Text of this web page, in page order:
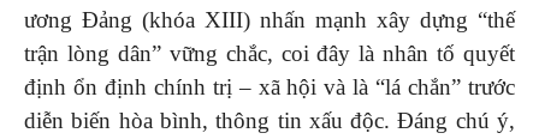
ương Đảng (khóa XIII) nhấn mạnh xây dựng “thế
trận lòng dân” vững chắc, coi đây là nhân tố quyết
định ổn định chính trị – xã hội và là “lá chắn” trước
diễn biến hòa bình, thông tin xấu độc. Đáng chú ý,